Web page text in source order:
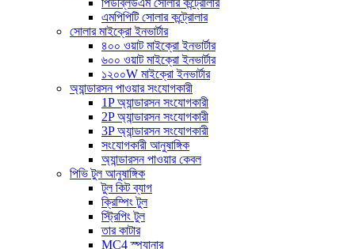
পিডব্লিউএম সোলার কন্ট্রোলার
এমপিপিটি সোলার কন্ট্রোলার
সোলার মাইক্রো ইনভার্টার
৪০০ ওয়াট মাইক্রো ইনভার্টার
৬০০ ওয়াট মাইক্রো ইনভার্টার
১২০০W মাইক্রো ইনভার্টার
অ্যান্ডারসন পাওয়ার সংযোগকারী
1P অ্যান্ডারসন সংযোগকারী
2P অ্যান্ডারসন সংযোগকারী
3P অ্যান্ডারসন সংযোগকারী
সংযোগকারী আনুষাঙ্গিক
অ্যান্ডারসন পাওয়ার কেবল
পিভি টুল আনুষাঙ্গিক
টুল কিট ব্যাগ
ক্রিম্পিং টুল
স্ট্রিপিং টুল
তার কাটার
MC4 স্প্যানার